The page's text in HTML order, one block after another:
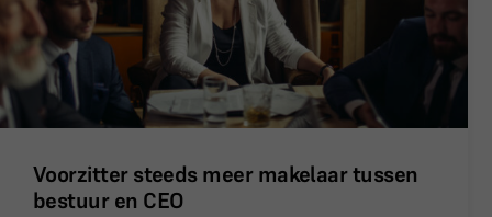
Voorzitter steeds meer makelaar tussen
bestuur en CEO